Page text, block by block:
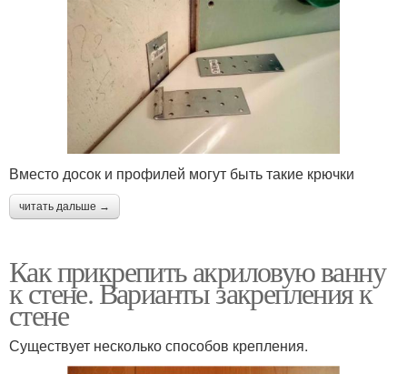
Вместо досок и профилей могут быть такие крючки
читать дальше →
Как прикрепить акриловую ванну
к стене. Варианты закрепления к
стене
Существует несколько способов крепления.